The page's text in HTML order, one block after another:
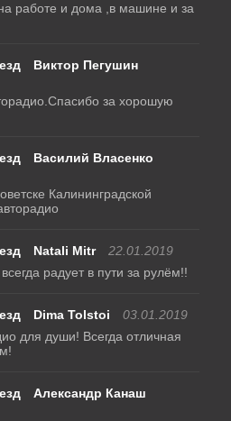
работе и дома ,в машине и за
Виктор Пегушин
за хорошую
Василий Власенко
Калининградской
Natali Mitr
22.01.2019
радует в пути за рулём!!
Dima Tolstoi
03.01.2019
для души! Всегда отличная
Александр Канаш